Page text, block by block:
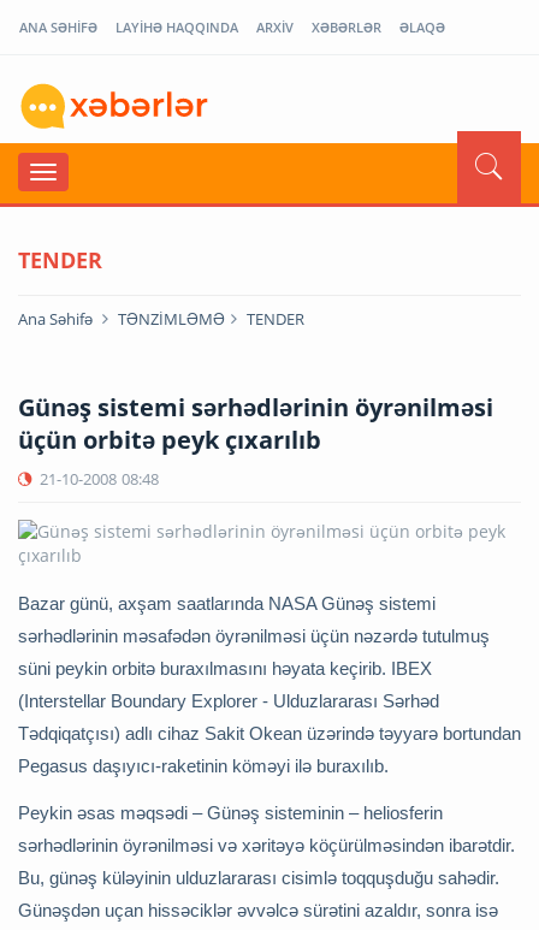
ANA SƏHİFƏ LAYİHƏ HAQQINDA ARXİV XƏBƏRLƏR ƏLAQƏ
TENDER
Ana Səhifə TƏNZİMLƏMƏ TENDER
Günəş sistemi sərhədlərinin öyrənilməsi
üçün orbitə peyk çıxarılıb
21-10-2008 08:48
Bazar günü, axşam saatlarında NASA Günəş sistemi
sərhədlərinin məsafədən öyrənilməsi üçün nəzərdə tutulmuş
süni peykin orbitə buraxılmasını həyata keçirib. IBEX
(Interstellar Boundary Explorer - Ulduzlararası Sərhəd
Tədqiqatçısı) adlı cihaz Sakit Okean üzərində təyyarə bortundan
Pegasus daşıyıcı-raketinin köməyi ilə buraxılıb.
Peykin əsas məqsədi – Günəş sisteminin – heliosferin
sərhədlərinin öyrənilməsi və xəritəyə köçürülməsindən ibarətdir.
Bu, günəş küləyinin ulduzlararası cisimlə toqquşduğu sahədir.
Günəşdən uçan hissəciklər əvvəlcə sürətini azaldır, sonra isə